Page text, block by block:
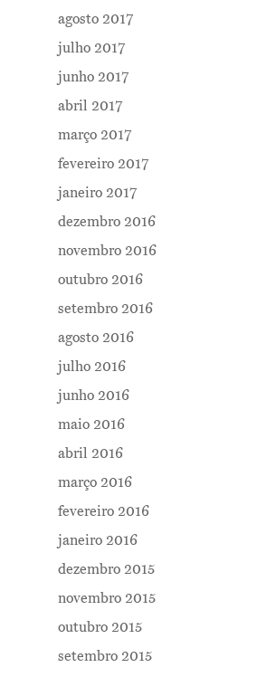
agosto 2017
julho 2017
junho 2017
abril 2017
março 2017
fevereiro 2017
janeiro 2017
dezembro 2016
novembro 2016
outubro 2016
setembro 2016
agosto 2016
julho 2016
junho 2016
maio 2016
abril 2016
março 2016
fevereiro 2016
janeiro 2016
dezembro 2015
novembro 2015
outubro 2015
setembro 2015